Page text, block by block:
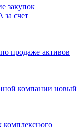
закупок
счет
продаже активов
компании новый
комплексного